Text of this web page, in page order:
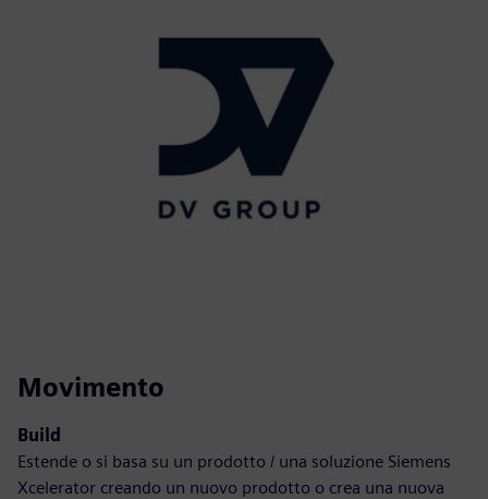
Movimento
Build
Estende o si basa su un prodotto / una soluzione Siemens
Xcelerator creando un nuovo prodotto o crea una nuova